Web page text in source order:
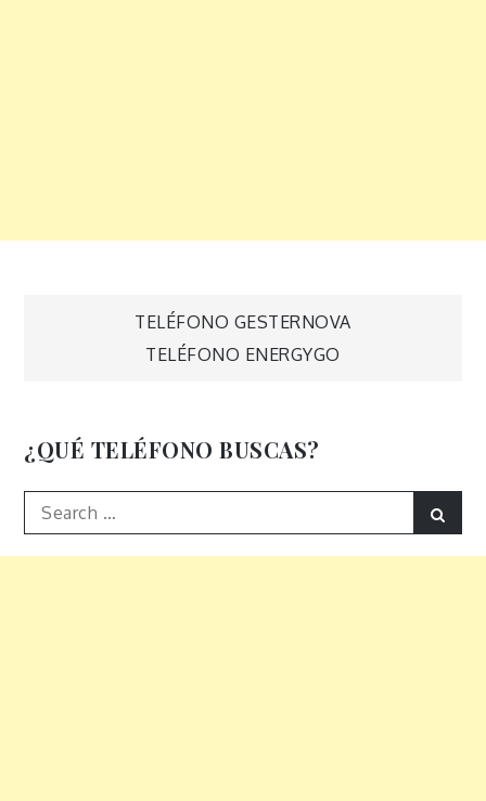
Navegación
entradas
TELÉFONO GESTERNOVA
TELÉFONO ENERGYGO
¿QUÉ TELÉFONO BUSCAS?
Search
for: